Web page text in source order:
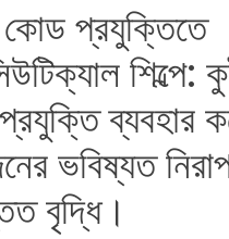
প্রযুক্তিতে
ব্যবহার
ভবিষ্যত
বৃদ্ধি।